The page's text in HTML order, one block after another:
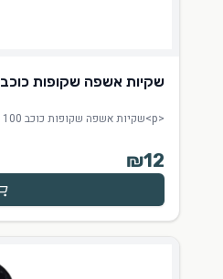
שקיות אשפה שקופות כוכב 100 יח' לפח קטן 70*50
<p>שקיות אשפה שקופות כוכב 100 יח' לפח קטן 70*50</p><p>יצרן: שייני</p>
₪12